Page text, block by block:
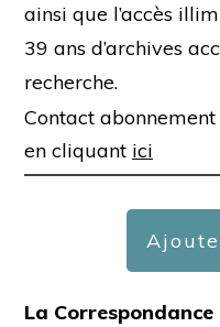
ainsi que l’accès
39 ans d’archives
recherche.
Contact
en cliquant ici
La Correspondance